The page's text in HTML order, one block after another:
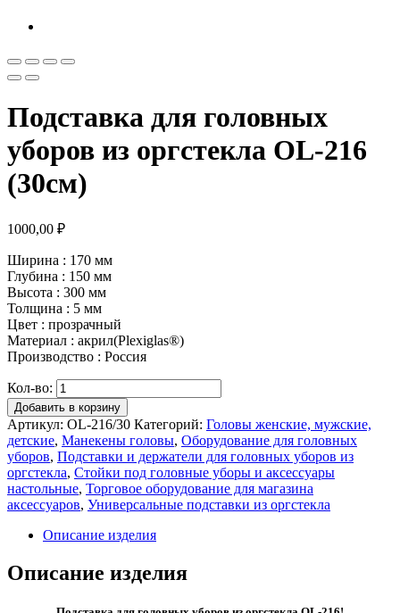
Подставка для головных
уборов из оргстекла OL-216
(30см)
1000,00 ₽
Ширина : 170 мм
Глубина : 150 мм
Высота : 300 мм
Толщина : 5 мм
Цвет : прозрачный
Материал : акрил(Plexiglas®)
Производство : Россия
Кол-во:
Добавить в корзину
Артикул: OL-216/30 Категорий: Головы женские, мужские,
детские, Манекены головы, Оборудование для головных
уборов, Подставки и держатели для головных уборов из
оргстекла, Стойки под головные уборы и аксесcуары
настольные, Торговое оборудование для магазина
аксессуаров, Универсальные подставки из оргстекла
Описание изделия
Описание изделия